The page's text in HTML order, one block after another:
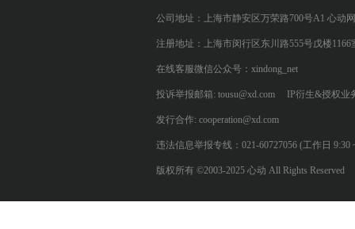
公司地址：上海市静安区万荣路700号A1 心动
注册地址：上海市闵行区东川路555号戊楼1166
在线客服微信公众号：xindong_net
投诉举报邮箱: tousu@xd.com IP衍生&授权业
发行合作: cooperation@xd.com
违法信息举报专线：021-60727056 (工作日 9:30
版权所有 ©2003-2025 心动 All Rights Reserved